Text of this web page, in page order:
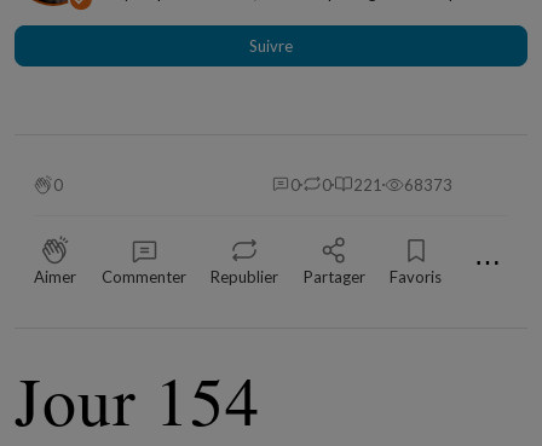
Suivre
0 0 0 221 68373
Aimer Commenter Republier Partager Favoris ⋯
Jour 154